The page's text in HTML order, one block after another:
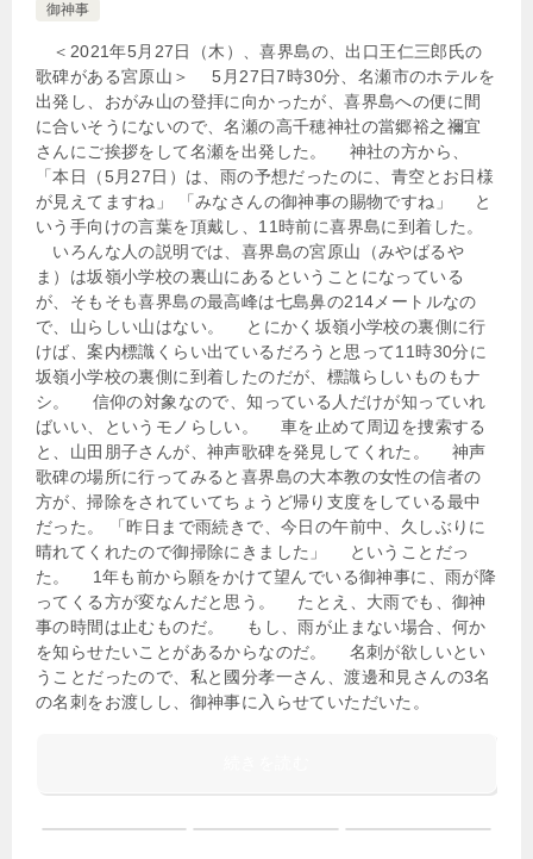
御神事
＜2021年5月27日（木）、喜界島の、出口王仁三郎氏の
歌碑がある宮原山＞ 5月27日7時30分、名瀬市のホテルを
出発し、おがみ山の登拝に向かったが、喜界島への便に間
に合いそうにないので、名瀬の高千穂神社の當郷裕之禰宜
さんにご挨拶をして名瀬を出発した。 神社の方から、
「本日（5月27日）は、雨の予想だったのに、青空とお日様
が見えてますね」 「みなさんの御神事の賜物ですね」 と
いう手向けの言葉を頂戴し、11時前に喜界島に到着した。
いろんな人の説明では、喜界島の宮原山（みやばるや
ま）は坂嶺小学校の裏山にあるということになっている
が、そもそも喜界島の最高峰は七島鼻の214メートルなの
で、山らしい山はない。 とにかく坂嶺小学校の裏側に行
けば、案内標識くらい出ているだろうと思って11時30分に
坂嶺小学校の裏側に到着したのだが、標識らしいものもナ
シ。 信仰の対象なので、知っている人だけが知っていれ
ばいい、というモノらしい。 車を止めて周辺を捜索する
と、山田朋子さんが、神声歌碑を発見してくれた。 神声
歌碑の場所に行ってみると喜界島の大本教の女性の信者の
方が、掃除をされていてちょうど帰り支度をしている最中
だった。 「昨日まで雨続きで、今日の午前中、久しぶりに
晴れてくれたので御掃除にきました」 ということだっ
た。 1年も前から願をかけて望んでいる御神事に、雨が降
ってくる方が変なんだと思う。 たとえ、大雨でも、御神
事の時間は止むものだ。 もし、雨が止まない場合、何か
を知らせたいことがあるからなのだ。 名刺が欲しいとい
うことだったので、私と國分孝一さん、渡邊和見さんの3名
の名刺をお渡しし、御神事に入らせていただいた。